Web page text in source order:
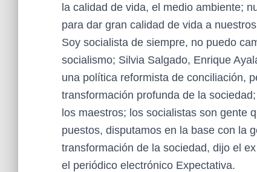
la calidad de vida, el medio ambiente;
para dar gran calidad de vida a
Soy socialista de siempre, no puedo
socialismo; Silvia Salgado, Enrique
una política reformista de conciliación,
transformación profunda de la
los maestros; los socialistas son gente
puestos, disputamos en la base con la
transformación de la sociedad, dijo el
el periódico electrónico Expectativa.